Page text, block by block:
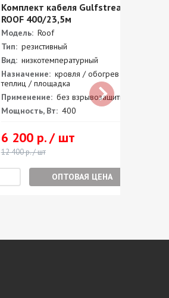
Комплект кабеля Gulfstream
ROOF 400/23,5м
Модель: Roof
Тип: резистивный
Вид: низкотемпературный
Назначение: кровля / обогрев
теплиц / площадка
Применение: без взрывозащиты
Мощность, Вт: 400
6 200 р. / шт
12 400 р. / шт
ОПТОВАЯ ЦЕНА